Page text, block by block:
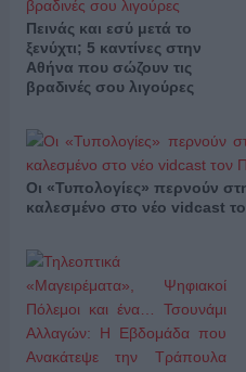
Πεινάς και εσύ μετά το
ξενύχτι; 5 καντίνες στην
Αθήνα που σώζουν τις
βραδινές σου λιγούρες
Οι «Τυπολογίες» περνούν
καλεσμένο στο νέο vidcast